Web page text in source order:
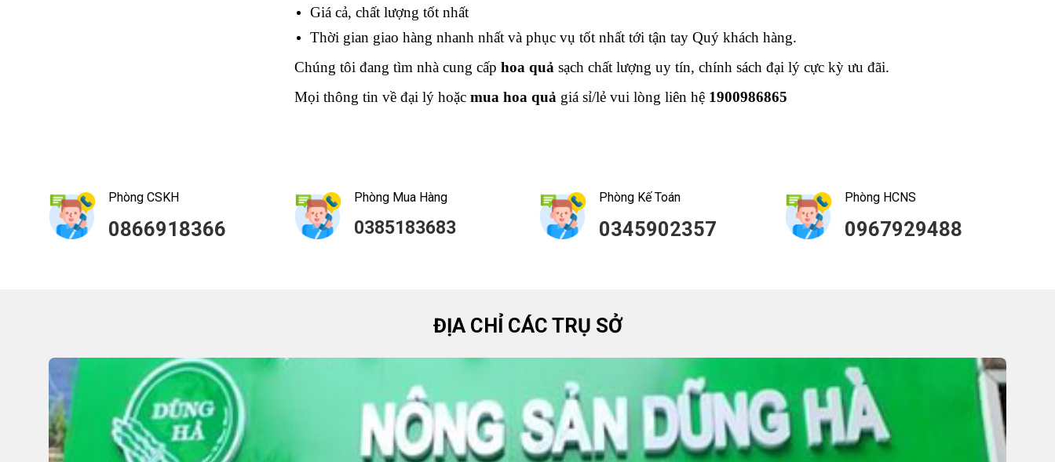
Giá cả, chất lượng tốt nhất
Thời gian giao hàng nhanh nhất và phục vụ tốt nhất tới tận tay Quý khách hàng.
Chúng tôi đang tìm nhà cung cấp hoa quả sạch chất lượng uy tín, chính sách đại lý cực kỳ ưu đãi.
Mọi thông tin về đại lý hoặc mua hoa quả giá sỉ/lẻ vui lòng liên hệ 1900986865
Phòng CSKH
0866918366
Phòng Mua Hàng
0385183683
Phòng Kế Toán
0345902357
Phòng HCNS
0967929488
ĐỊA CHỈ CÁC TRỤ SỞ